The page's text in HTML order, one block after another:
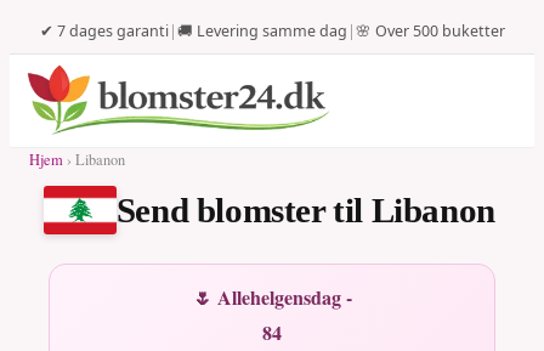
✔ 7 dages garanti|🚚 Levering samme dag |🌸 Over 500 buketter
Hjem › Libanon
Send blomster til Libanon
🌷 Allehelgensdag -
84